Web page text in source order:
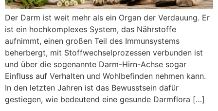
Der Darm ist weit mehr als ein Organ der Verdauung. Er
ist ein hochkomplexes System, das Nährstoffe
aufnimmt, einen großen Teil des Immunsystems
beherbergt, mit Stoffwechselprozessen verbunden ist
und über die sogenannte Darm-Hirn-Achse sogar
Einfluss auf Verhalten und Wohlbefinden nehmen kann.
In den letzten Jahren ist das Bewusstsein dafür
gestiegen, wie bedeutend eine gesunde Darmflora […]